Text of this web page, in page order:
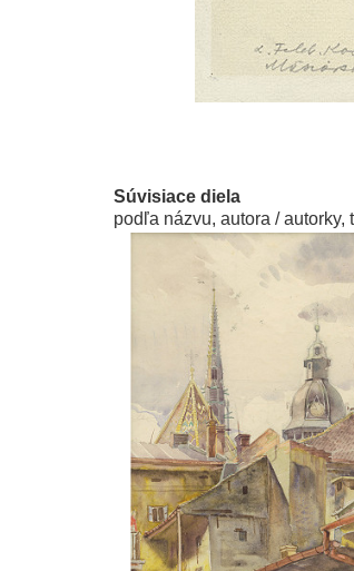
Súvisiace diela
podľa názvu, autora / autorky,